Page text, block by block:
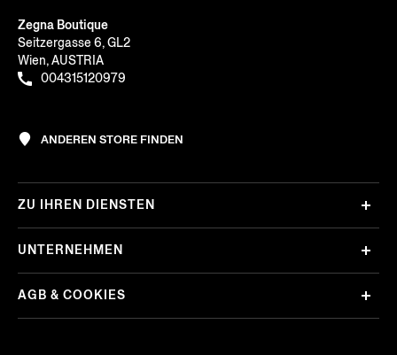
Zegna Boutique
Seitzergasse 6, GL2
Wien, AUSTRIA
004315120979
ANDEREN STORE FINDEN
ZU IHREN DIENSTEN
UNTERNEHMEN
AGB & COOKIES